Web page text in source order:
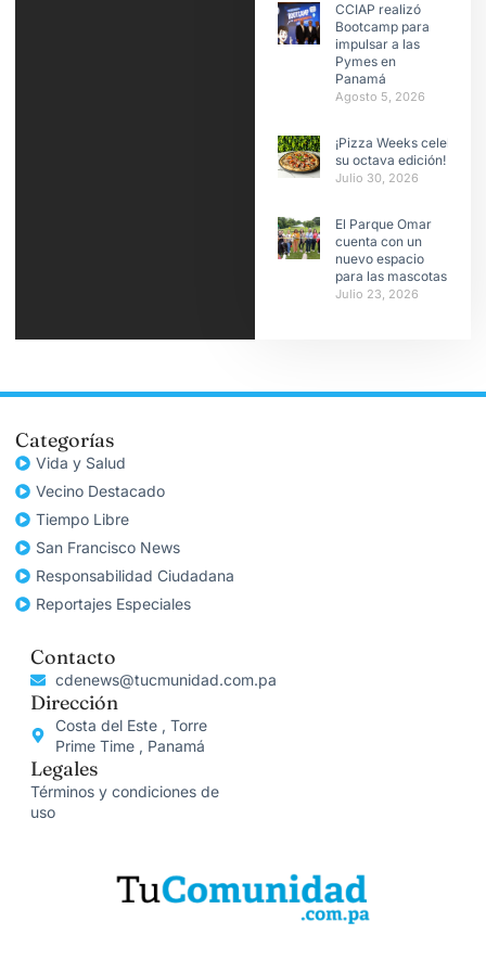
CCIAP realizó
Bootcamp para
impulsar a las
Pymes en
Panamá
Agosto 5, 2026
¡Pizza Weeks celebra
su octava edición!
Julio 30, 2026
El Parque Omar
cuenta con un
nuevo espacio
para las mascotas
Julio 23, 2026
Categorías
Vida y Salud
Vecino Destacado
Tiempo Libre
San Francisco News
Responsabilidad Ciudadana
Reportajes Especiales
Contacto
cdenews@tucmunidad.com.pa
Dirección
Costa del Este , Torre
Prime Time , Panamá
Legales
Términos y condiciones de
uso